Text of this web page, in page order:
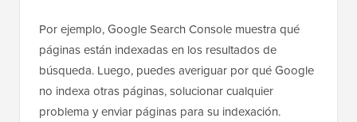
Por ejemplo, Google Search Console muestra qué
páginas están indexadas en los resultados de
búsqueda. Luego, puedes averiguar por qué Google
no indexa otras páginas, solucionar cualquier
problema y enviar páginas para su indexación.